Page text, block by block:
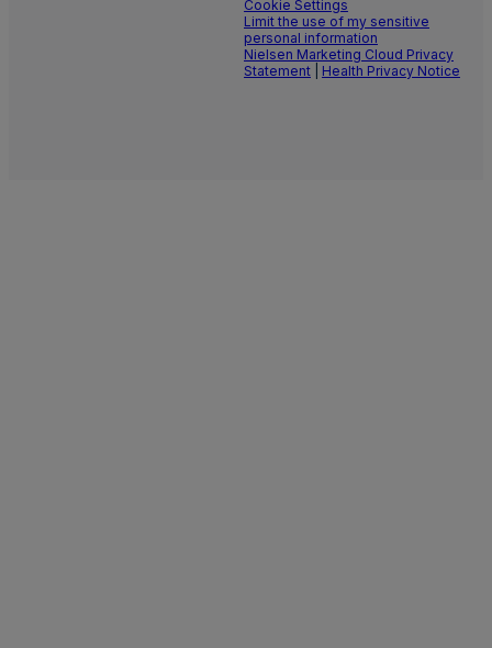
Cookie Settings
Limit the use of my sensitive
personal information
Nielsen Marketing Cloud Privacy
Statement
Health Privacy Notice